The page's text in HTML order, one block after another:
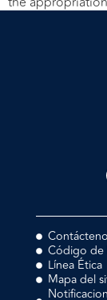
Código de
Línea Ética
Mapa del